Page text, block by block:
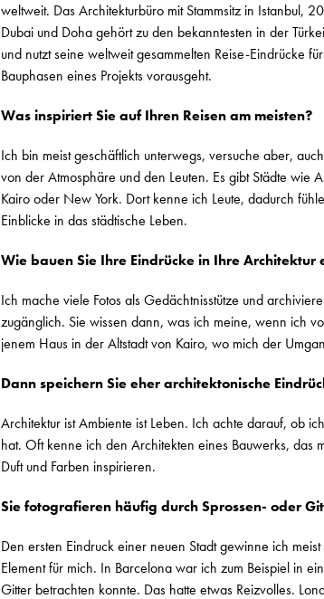
weltweit. Das Architekturbüro mit Stammsitz in Istanbul,
Dubai und Doha gehört zu den bekanntesten in der
und nutzt seine weltweit gesammelten Reise-Eindrücke
Bauphasen eines Projekts vorausgeht.
Was inspiriert Sie auf Ihren Reisen am meisten?
Ich bin meist geschäftlich unterwegs, versuche aber,
von der Atmosphäre und den Leuten. Es gibt Städte wie
Kairo oder New York. Dort kenne ich Leute, dadurch
Einblicke in das städtische Leben.
Wie bauen Sie Ihre Eindrücke in Ihre Architektur
Ich mache viele Fotos als Gedächtnisstütze und
zugänglich. Sie wissen dann, was ich meine, wenn ich
jenem Haus in der Altstadt von Kairo, wo mich der
Dann speichern Sie eher architektonische
Architektur ist Ambiente ist Leben. Ich achte darauf, ob
hat. Oft kenne ich den Architekten eines Bauwerks, das
Duft und Farben inspirieren.
Sie fotografieren häufig durch Sprossen- oder
Den ersten Eindruck einer neuen Stadt gewinne ich
Element für mich. In Barcelona war ich zum Beispiel in
Gitter betrachten konnte. Das hatte etwas Reizvolles.